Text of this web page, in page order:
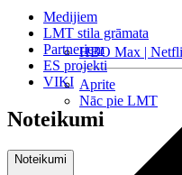
HBO Max |
Aprite
Nāc pie LMT
Medijiem
LMT stila grāmata
Partneriem
ES projekti
VIKI
Noteikumi
Noteikumi